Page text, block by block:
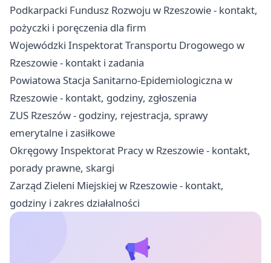
Podkarpacki Fundusz Rozwoju w Rzeszowie - kontakt,
pożyczki i poręczenia dla firm
Wojewódzki Inspektorat Transportu Drogowego w
Rzeszowie - kontakt i zadania
Powiatowa Stacja Sanitarno-Epidemiologiczna w
Rzeszowie - kontakt, godziny, zgłoszenia
ZUS Rzeszów - godziny, rejestracja, sprawy
emerytalne i zasiłkowe
Okręgowy Inspektorat Pracy w Rzeszowie - kontakt,
porady prawne, skargi
Zarząd Zieleni Miejskiej w Rzeszowie - kontakt,
godziny i zakres działalności